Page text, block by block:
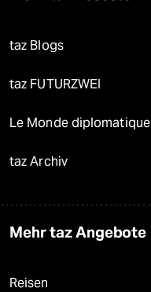
taz Blogs
taz FUTURZWEI
Le Monde diplomatique
taz Archiv
Mehr taz Angebote
Reisen